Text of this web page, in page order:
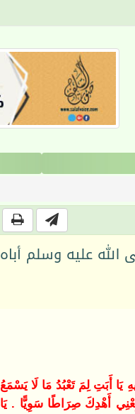
دعوة إبراهيم صلى الله عليه وسلم أباه
يَا أَبَتِ لِمَ تَعْبُدُ مَا لَا يَسْمَعُ
أَهْدِكَ صِرَاطًا سَوِيًّا . يَا